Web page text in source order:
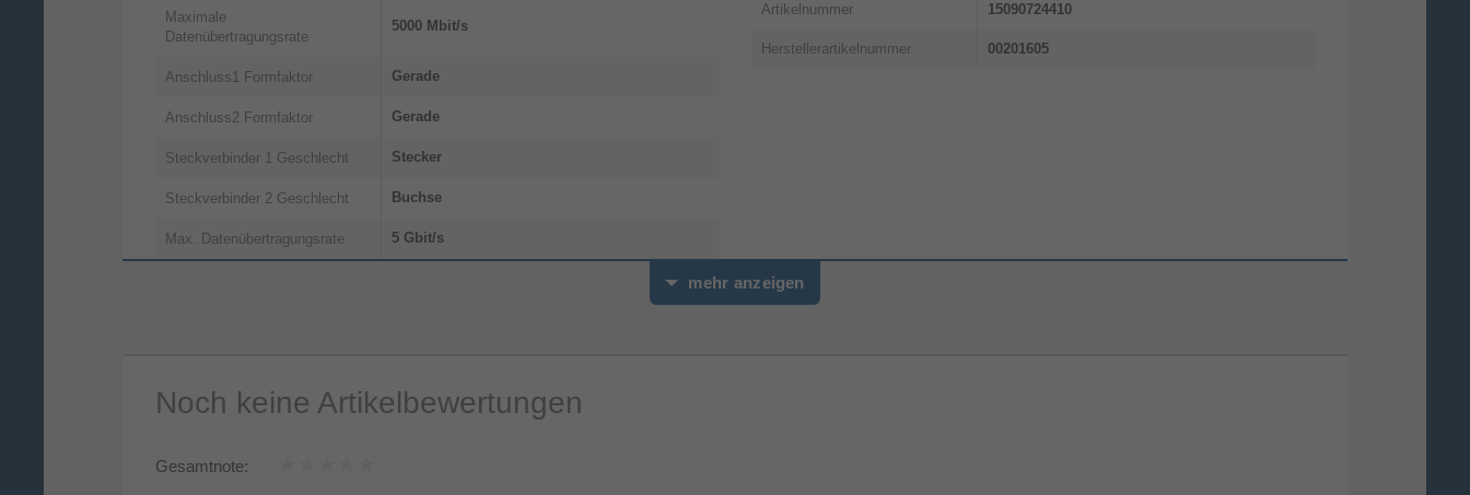
Maximale
Datenübertragungsrate
5000 Mbit/s
Anschluss1 Formfaktor Gerade
Anschluss2 Formfaktor Gerade
Steckverbinder 1 Geschlecht Stecker
Steckverbinder 2 Geschlecht Buchse
Max. Datenübertragungsrate 5 Gbit/s
Artikelnummer 15090724410
Herstellerartikelnummer 00201605
mehr anzeigen
Noch keine Artikelbewertungen
Gesamtnote: